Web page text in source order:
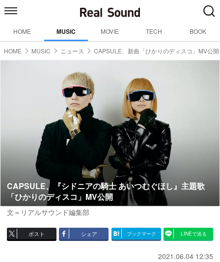
HOME MUSIC MOVIE TECH BOOK
HOME MUSIC ニュース CAPSULE、新曲「ひかりのディスコ」MV公開
CAPSULE、『シドニアの騎士 あいつむぐほし』主題歌
「ひかりのディスコ」MV公開
文＝リアルサウンド編集部
ポスト シェア ブックマーク LINEで送る
2021.06.04 12:35